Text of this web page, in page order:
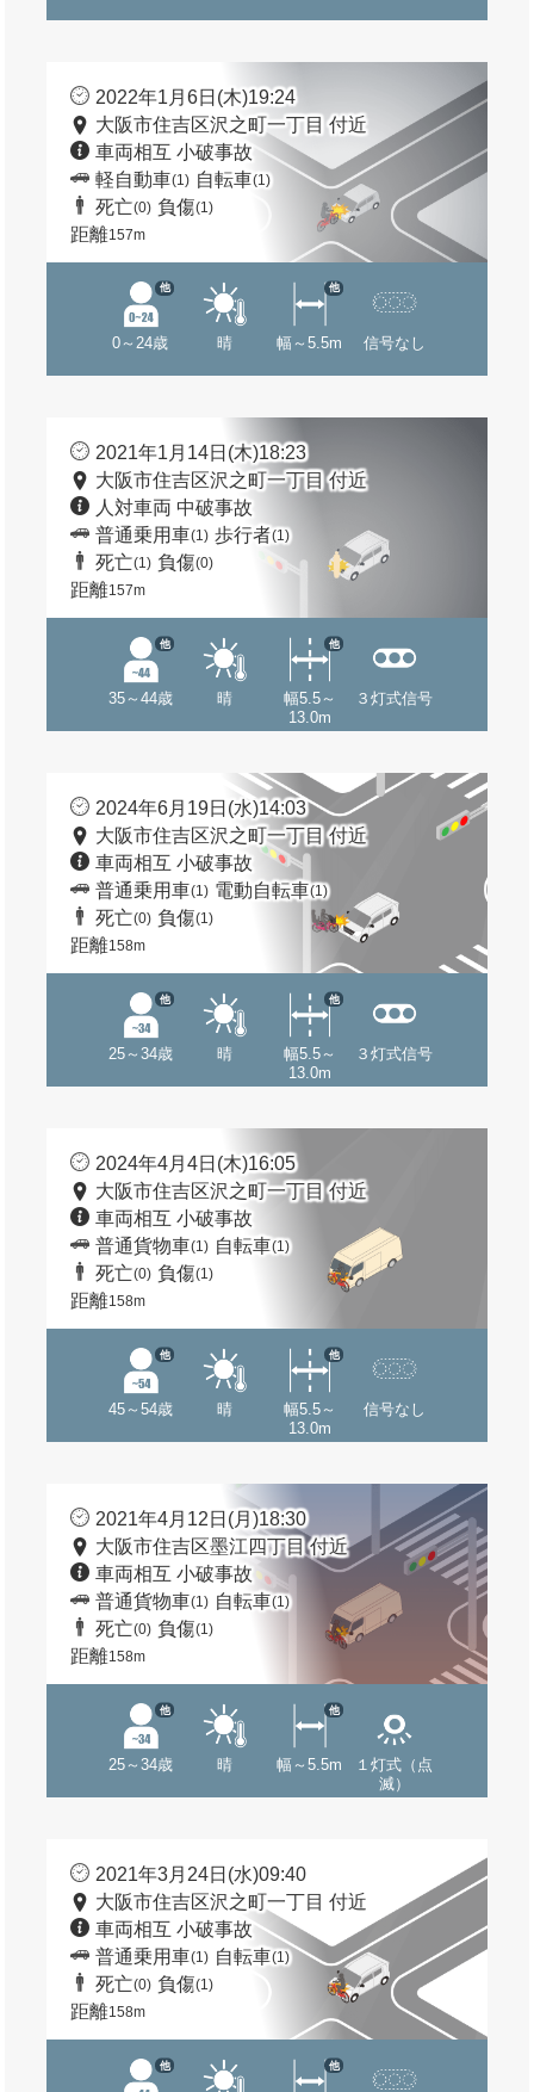
2022年1月6日(木)19:24
大阪市住吉区沢之町一丁目 付近
車両相互 小破事故
軽自動車(1) 自転車(1)
死亡(0) 負傷(1)
距離157m
0～24歳
他
晴 幅～5.5m
他
信号なし
2021年1月14日(木)18:23
大阪市住吉区沢之町一丁目 付近
人対車両 中破事故
普通乗用車(1) 歩行者(1)
死亡(1) 負傷(0)
距離157m
35～44歳
他
晴
幅5.5～
13.0m
他
３灯式信号
2024年6月19日(水)14:03
大阪市住吉区沢之町一丁目 付近
車両相互 小破事故
普通乗用車(1) 電動自転車(1)
死亡(0) 負傷(1)
距離158m
25～34歳
他
晴
幅5.5～
13.0m
他
３灯式信号
2024年4月4日(木)16:05
大阪市住吉区沢之町一丁目 付近
車両相互 小破事故
普通貨物車(1) 自転車(1)
死亡(0) 負傷(1)
距離158m
45～54歳
他
晴
幅5.5～
13.0m
他
信号なし
2021年4月12日(月)18:30
大阪市住吉区墨江四丁目 付近
車両相互 小破事故
普通貨物車(1) 自転車(1)
死亡(0) 負傷(1)
距離158m
25～34歳
他
晴 幅～5.5m
他
１灯式（点
滅）
2021年3月24日(水)09:40
大阪市住吉区沢之町一丁目 付近
車両相互 小破事故
普通乗用車(1) 自転車(1)
死亡(0) 負傷(1)
距離158m
他 他